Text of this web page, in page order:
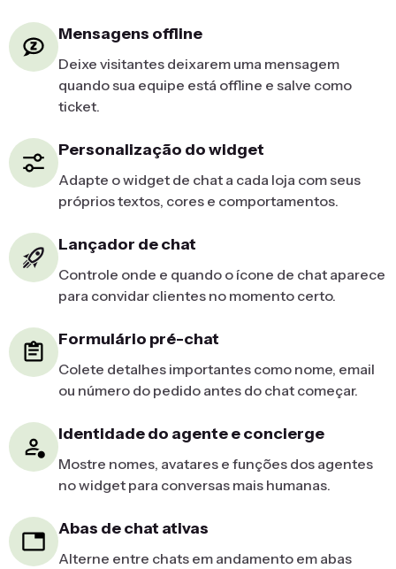
Mensagens offline
Deixe visitantes deixarem uma mensagem
quando sua equipe está offline e salve como
ticket.
Personalização do widget
Adapte o widget de chat a cada loja com seus
próprios textos, cores e comportamentos.
Lançador de chat
Controle onde e quando o ícone de chat aparece
para convidar clientes no momento certo.
Formulário pré-chat
Colete detalhes importantes como nome, email
ou número do pedido antes do chat começar.
Identidade do agente e concierge
Mostre nomes, avatares e funções dos agentes
no widget para conversas mais humanas.
Abas de chat ativas
Alterne entre chats em andamento em abas